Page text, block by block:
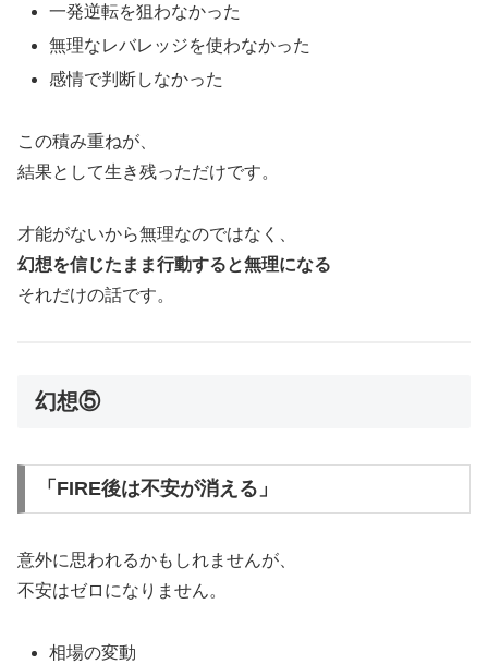
一発逆転を狙わなかった
無理なレバレッジを使わなかった
感情で判断しなかった
この積み重ねが、
結果として生き残っただけです。
才能がないから無理なのではなく、
幻想を信じたまま行動すると無理になる
それだけの話です。
幻想⑤
「FIRE後は不安が消える」
意外に思われるかもしれませんが、
不安はゼロになりません。
相場の変動